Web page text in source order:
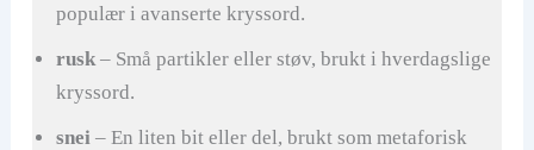
populær i avanserte kryssord.
rusk– Små partikler eller støv, brukt i hverdagslige
kryssord.
snei – En liten bit eller del, brukt som metaforisk